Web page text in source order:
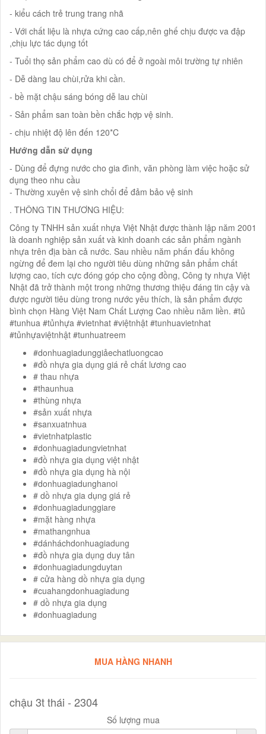
- kiểu cách trẻ trung trang nhã
- Với chất liệu là nhựa cứng cao cấp,nên ghế chịu được va đập
,chịu lực tác dụng tốt
- Tuổi thọ sản phẩm cao dù có để ở ngoài môi trường tự nhiên
- Dễ dàng lau chùi,rửa khi cần.
- bề mặt chậu sáng bóng dễ lau chùi
- Sản phẩm san toàn bền chắc hợp vệ sinh.
- chịu nhiệt độ lên đến 120*C
Hướng dẫn sử dụng
- Dùng để đựng nước cho gia đình, văn phòng làm việc hoặc sử
dụng theo nhu cầu
- Thường xuyên vệ sinh chổi để đảm bảo vệ sinh
. THÔNG TIN THƯƠNG HIỆU:
Công ty TNHH sản xuất nhựa Việt Nhật được thành lập năm 2001
là doanh nghiệp sản xuất và kinh doanh các sản phẩm ngành
nhựa trên địa bàn cả nước. Sau nhiều năm phấn đấu không
ngừng để đem lại cho người tiêu dùng những sản phẩm chất
lượng cao, tích cực đóng góp cho cộng đồng, Công ty nhựa Việt
Nhật đã trở thành một trong những thương thiệu đáng tin cậy và
được người tiêu dùng trong nước yêu thích, là sản phẩm được
bình chọn Hàng Việt Nam Chất Lượng Cao nhiều năm liền. #tủ
#tunhua #tủnhựa #vietnhat #việtnhật #tunhuavietnhat
#tủnhựaviệtnhật #tunhuatreem
#donhuagiadunggiảechatluongcao
#đồ nhựa gia dụng giá rẻ chất lương cao
# thau nhựa
#thaunhua
#thùng nhựa
#sản xuất nhựa
#sanxuatnhua
#vietnhatplastic
#donhuagiadungvietnhat
#đồ nhựa gia dụng việt nhật
#đồ nhựa gia dụng hà nội
#donhuagiadunghanoi
# dồ nhựa gia dụng giá rẻ
#donhuagiadunggiare
#mặt hàng nhựa
#mathangnhua
#dánháchdonhuagiadung
#đồ nhựa gia dụng duy tân
#donhuagiadungduytan
# cửa hàng dồ nhựa gia dụng
#cuahangdonhuagiadung
# dồ nhựa gia dụng
#donhuagiadung
MUA HÀNG NHANH
chậu 3t thái - 2304
Số lượng mua